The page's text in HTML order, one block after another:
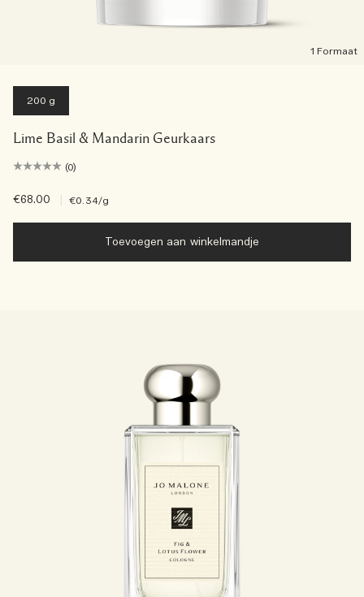
1 Formaat
200 g
Lime Basil & Mandarin Geurkaars
(0)
€68.00 €0.34/g
Toevoegen aan winkelmandje